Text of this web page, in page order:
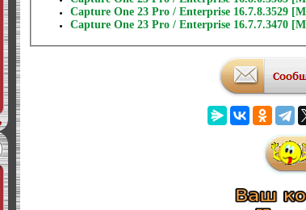
Capture One 23 Pro / Enterprise 16.7.8.3529
Capture One 23 Pro / Enterprise 16.7.7.3470